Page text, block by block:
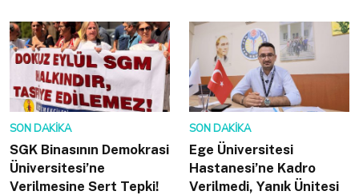
SON DAKIKA
SGK Binasının Demokrasi
Üniversitesi’ne
Verilmesine Sert Tepki!
SON DAKIKA
Ege Üniversitesi
Hastanesi’ne Kadro
Verilmedi, Yanık Ünitesi